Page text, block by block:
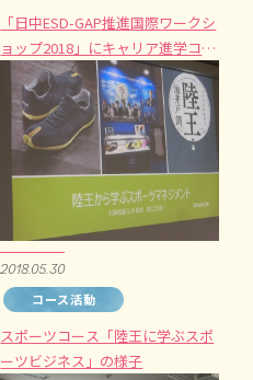
「日中ESD-GAP推進国際ワークシ
ョップ2018」にキャリア進学コー
スの生徒が参加します。
2018.05.30
コース活動
スポーツコース「陸王に学ぶスポ
ーツビジネス」の様子